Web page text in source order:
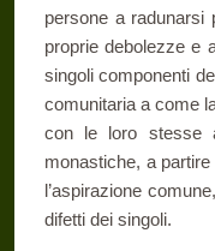
persone a radunarsi
proprie debolezze e
singoli componenti
comunitaria a come
con le loro stesse
monastiche, a
l’aspirazione
difetti dei singoli.